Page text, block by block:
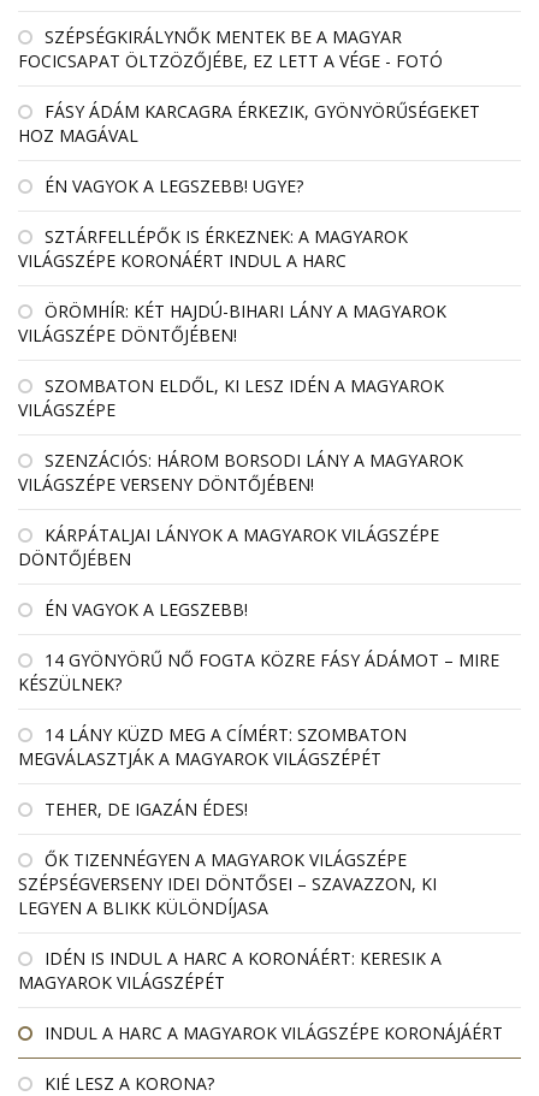
SZÉPSÉGKIRÁLYNŐK MENTEK BE A MAGYAR
FOCICSAPAT ÖLTZÖZŐJÉBE, EZ LETT A VÉGE - FOTÓ
FÁSY ÁDÁM KARCAGRA ÉRKEZIK, GYÖNYÖRŰSÉGEKET
HOZ MAGÁVAL
ÉN VAGYOK A LEGSZEBB! UGYE?
SZTÁRFELLÉPŐK IS ÉRKEZNEK: A MAGYAROK
VILÁGSZÉPE KORONÁÉRT INDUL A HARC
ÖRÖMHÍR: KÉT HAJDÚ-BIHARI LÁNY A MAGYAROK
VILÁGSZÉPE DÖNTŐJÉBEN!
SZOMBATON ELDŐL, KI LESZ IDÉN A MAGYAROK
VILÁGSZÉPE
SZENZÁCIÓS: HÁROM BORSODI LÁNY A MAGYAROK
VILÁGSZÉPE VERSENY DÖNTŐJÉBEN!
KÁRPÁTALJAI LÁNYOK A MAGYAROK VILÁGSZÉPE
DÖNTŐJÉBEN
ÉN VAGYOK A LEGSZEBB!
14 GYÖNYÖRŰ NŐ FOGTA KÖZRE FÁSY ÁDÁMOT – MIRE
KÉSZÜLNEK?
14 LÁNY KÜZD MEG A CÍMÉRT: SZOMBATON
MEGVÁLASZTJÁK A MAGYAROK VILÁGSZÉPÉT
TEHER, DE IGAZÁN ÉDES!
ŐK TIZENNÉGYEN A MAGYAROK VILÁGSZÉPE
SZÉPSÉGVERSENY IDEI DÖNTŐSEI – SZAVAZZON, KI
LEGYEN A BLIKK KÜLÖNDÍJASA
IDÉN IS INDUL A HARC A KORONÁÉRT: KERESIK A
MAGYAROK VILÁGSZÉPÉT
INDUL A HARC A MAGYAROK VILÁGSZÉPE KORONÁJÁÉRT
KIÉ LESZ A KORONA?